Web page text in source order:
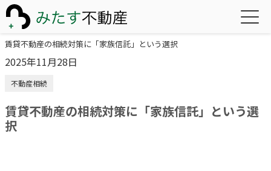
賃貸不動産の相続対策に「家族信託」という選択
2025年11月28日
不動産相続
賃貸不動産の相続対策に「家族信託」という選
択